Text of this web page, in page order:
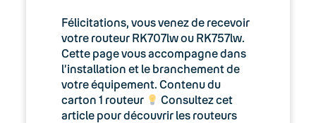
Félicitations, vous venez de recevoir
votre routeur RK707lw ou RK757lw.
Cette page vous accompagne dans
l’installation et le branchement de
votre équipement. Contenu du
carton 1 routeur
Consultez cet
article pour découvrir les routeurs